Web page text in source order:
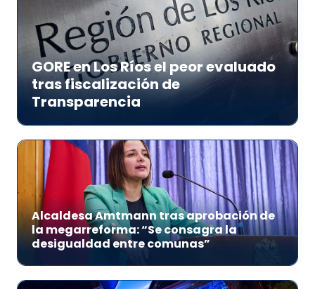
GORE en Los Ríos el peor evaluado
tras fiscalización de
Transparencia
Alcaldesa Amtmann tras aprobación de
la megarreforma: “Se consagra la
desigualdad entre comunas”